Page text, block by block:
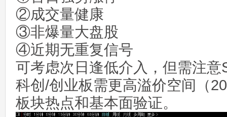
②成交量健康
③非爆量大盘股
④近期无重复信号
可考虑次日逢低介入，但需注
科创/创业板需更高溢价空间（
板块热点和基本面验证。